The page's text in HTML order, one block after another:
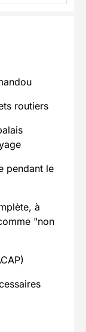
routiers
pendant le
à
"non